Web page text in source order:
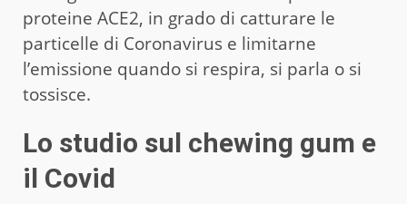
proteine ACE2, in grado di catturare le
particelle di Coronavirus e limitarne
l’emissione quando si respira, si parla o si
tossisce.
Lo studio sul chewing gum e
il Covid